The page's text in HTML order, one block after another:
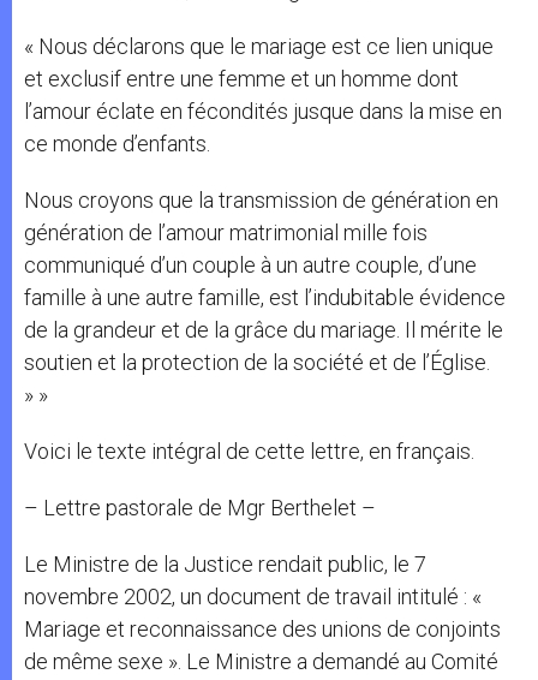
« Nous déclarons que le mariage est ce lien unique
et exclusif entre une femme et un homme dont
l’amour éclate en fécondités jusque dans la mise en
ce monde d’enfants.
Nous croyons que la transmission de génération en
génération de l’amour matrimonial mille fois
communiqué d’un couple à un autre couple, d’une
famille à une autre famille, est l’indubitable évidence
de la grandeur et de la grâce du mariage. Il mérite le
soutien et la protection de la société et de l’Église.
» »
Voici le texte intégral de cette lettre, en français.
– Lettre pastorale de Mgr Berthelet –
Le Ministre de la Justice rendait public, le 7
novembre 2002, un document de travail intitulé : «
Mariage et reconnaissance des unions de conjoints
de même sexe ». Le Ministre a demandé au Comité